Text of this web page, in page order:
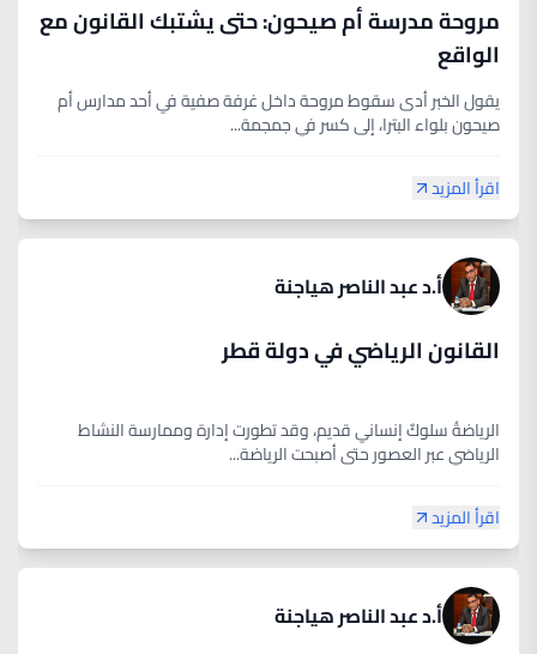
مروحة مدرسة أم صيحون: حتى يشتبك القانون مع
الواقع
يقول الخبر أدى سقوط مروحة داخل غرفة صفیة في أحد مدارس أم
صیحون بلواء البترا، إلى كسر في جمجمة...
اقرأ المزيد
أ.د عبد الناصر هياجنة
القانون الرياضي في دولة قطر
الرياضةُ سلوكٌ إنساني قديم، وقد تطورت إدارة وممارسة النشاط
الرياضي عبر العصور حتى أصبحت الرياضة...
اقرأ المزيد
أ.د عبد الناصر هياجنة